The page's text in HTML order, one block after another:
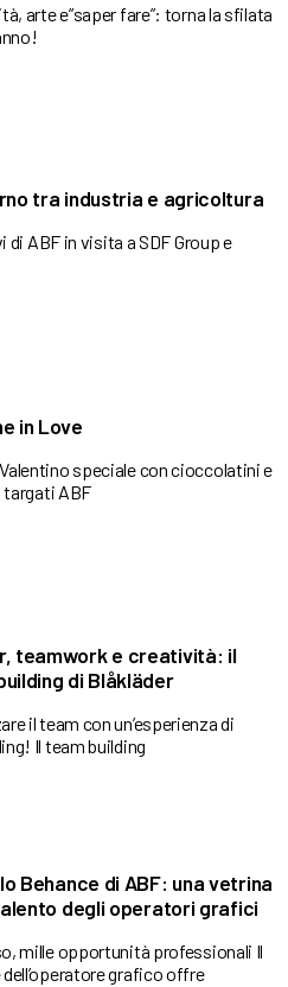
arte e”saper fare”: torna la sfilata
tra industria e agricoltura
di ABF in visita a SDF Group e
in Love
speciale con cioccolatini e
ABF
teamwork e creatività: il
di Blåkläder
il team con un’esperienza di
Il team building
Behance di ABF: una vetrina
degli operatori grafici
mille opportunità professionali Il
grafico offre